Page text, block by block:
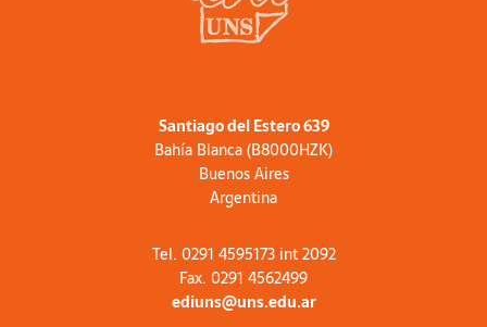
Santiago del Estero 639
Bahía Blanca (B8000HZK)
Buenos Aires
Argentina
Tel. 0291 4595173 int 2092
Fax. 0291 4562499
ediuns@uns.edu.ar